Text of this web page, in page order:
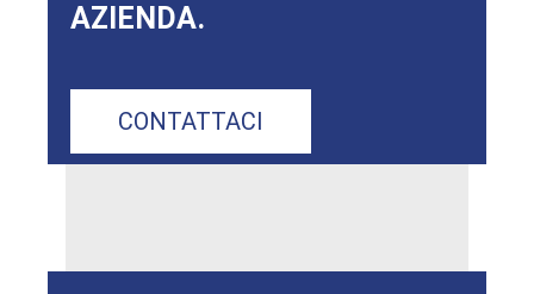
AZIENDA.
CONTATTACI